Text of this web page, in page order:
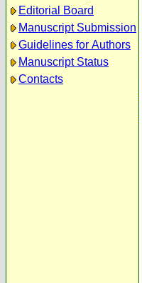
Editorial Board
Manuscript Submission
Guidelines for Authors
Manuscript Status
Contacts